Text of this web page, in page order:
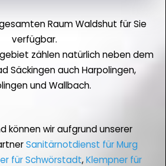
Raum Waldshut für Sie
verfügbar.
zählen natürlich neben dem
Säckingen auch Harpolingen,
und Wallbach.
können wir aufgrund unserer
Sanitärnotdienst für Murg
für Schwörstadt,Klempner für